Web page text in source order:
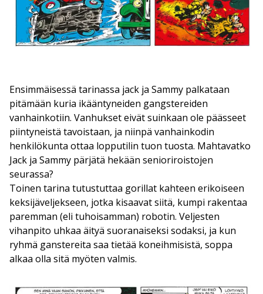
Ensimmäisessä tarinassa jack ja Sammy palkataan
pitämään kuria ikääntyneiden gangstereiden
vanhainkotiin. Vanhukset eivät suinkaan ole päässeet
piintyneistä tavoistaan, ja niinpä vanhainkodin
henkilökunta ottaa lopputilin tuon tuosta. Mahtavatko
Jack ja Sammy pärjätä hekään senioriroistojen
seurassa?
Toinen tarina tutustuttaa gorillat kahteen erikoiseen
keksijäveljekseen, jotka kisaavat siitä, kumpi rakentaa
paremman (eli tuhoisamman) robotin. Veljesten
vihanpito uhkaa äityä suoranaiseksi sodaksi, ja kun
ryhmä ganstereita saa tietää koneihmisistä, soppa
alkaa olla sitä myöten valmis.